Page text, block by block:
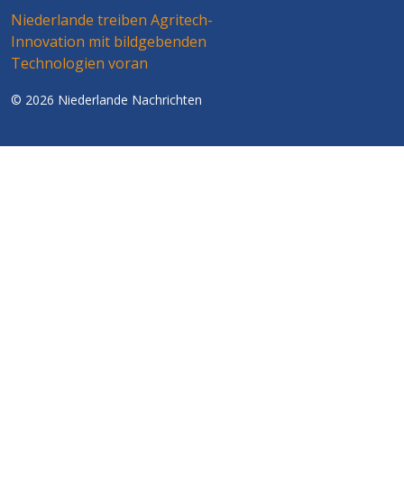
Niederlande treiben Agritech-
Innovation mit bildgebenden
Technologien voran
© 2026 Niederlande Nachrichten